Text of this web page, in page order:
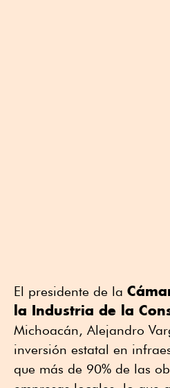
El presidente de la
la Industria de la
Michoacán, Alejandro
inversión estatal en
que más de 90% de las